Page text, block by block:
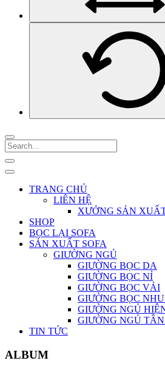
TRANG CHỦ
LIÊN HỆ
XƯỞNG SẢN
SHOP
BỌC LẠI SOFA
SẢN XUẤT SOFA
GIƯỜNG NGỦ
GIƯỜNG BỌC DA
GIƯỜNG BỌC NỈ
GIƯỜNG BỌC VẢI
GIƯỜNG BỌC
GIƯỜNG NGỦ
GIƯỜNG NGỦ
TIN TỨC
ALBUM